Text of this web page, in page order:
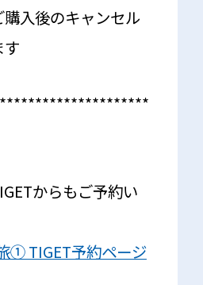
入後のキャンセル
す
からもご予約い
① TIGET予約ページ